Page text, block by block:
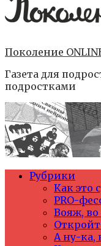
Поколение
Газета для
подростками
Рубрики
Как это
PRO-
Вояж, во
А ну-ка,